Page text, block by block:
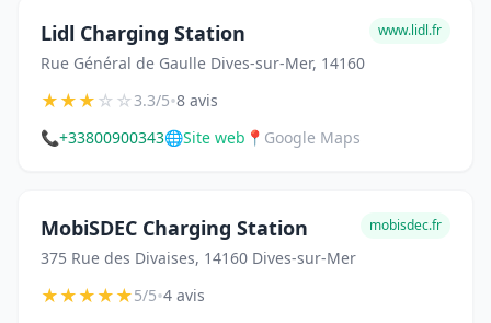
Lidl Charging Station
Rue Général de Gaulle Dives-sur-Mer, 14160
www.lidl.fr
★★★☆☆3.3/5•8 avis
📞+33800900343🌐Site web 📍 Google Maps
MobiSDEC Charging Station
375 Rue des Divaises, 14160 Dives-sur-Mer
mobisdec.fr
★★★★★5/5•4 avis